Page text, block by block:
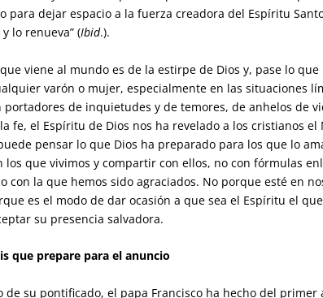
para dejar espacio a la fuerza creadora del Espíritu
lo renueva” (Ibid.).
viene al mundo es de la estirpe de Dios y, pase lo que
varón o mujer, especialmente en las situaciones
portadores de inquietudes y de temores, de anhelos de
fe, el Espíritu de Dios nos ha revelado a los cristianos
pensar lo que Dios ha preparado para los que lo
los que vivimos y compartir con ellos, no con fórmulas
con la que hemos sido agraciados. No porque esté en
es el modo de dar ocasión a que sea el Espíritu el
su presencia salvadora.
que prepare para el anuncio
de su pontificado, el papa Francisco ha hecho del